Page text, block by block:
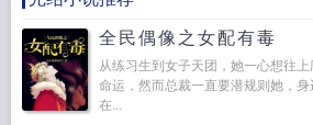
全民偶像之女配有毒
从练习生到女子天团，她一心想往
命运，然而总裁一直要潜规则她，
在...